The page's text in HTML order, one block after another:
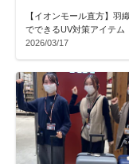
【イオンモール直方】羽
でできるUV対策アイテム
2026/03/17